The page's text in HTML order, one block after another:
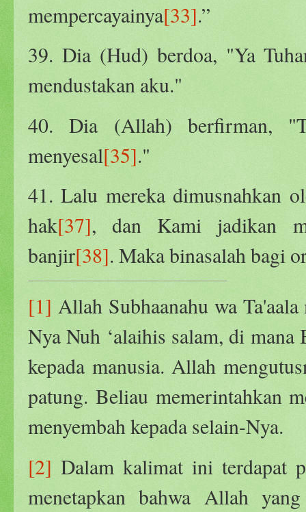
mempercayainya[33].”
39. Dia (Hud) berdoa, "Ya
mendustakan aku."
40. Dia (Allah) berfirman,
menyesal[35]."
41. Lalu mereka dimusnahkan
hak[37], dan Kami jadikan
banjir[38]. Maka binasalah bagi
[1] Allah Subhaanahu wa
Nya Nuh ‘alaihis salam, di
kepada manusia. Allah
patung. Beliau memerintahkan
menyembah kepada selain-Nya.
[2] Dalam kalimat ini terdapat
menetapkan bahwa Allah